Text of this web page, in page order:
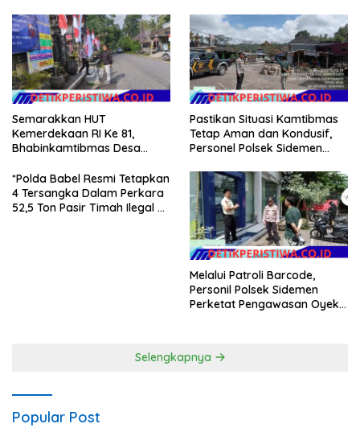
Semarakkan HUT
Kemerdekaan RI Ke 81,
Bhabinkamtibmas Desa
Warganya Kibarkan Bendera
Merah Putih
Pastikan Situasi Kamtibmas
Tetap Aman dan Kondusif,
Personel Polsek Sidemen
*Polda Babel Resmi Tetapkan
4 Tersangka Dalam Perkara
52,5 Ton Pasir Timah Ilegal Di
Melalui Patroli Barcode,
Personil Polsek Sidemen
Perketat Pengawasan Oyek
Selengkapnya
Popular Post